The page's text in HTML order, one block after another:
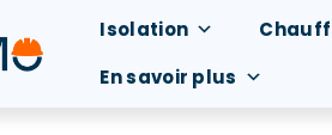
Isolation
En savoir plus